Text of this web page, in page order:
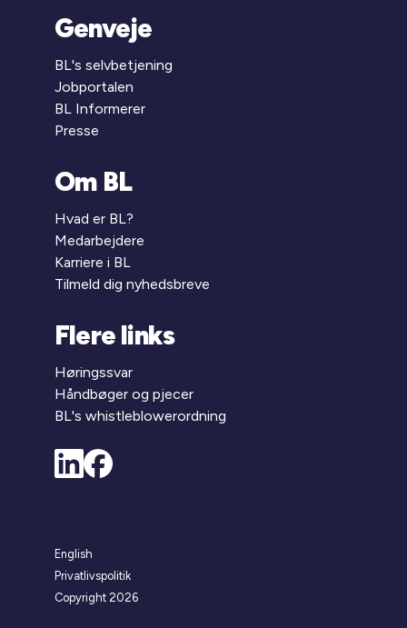
Genveje
BL's selvbetjening
Jobportalen
BL Informerer
Presse
Om BL
Hvad er BL?
Medarbejdere
Karriere i BL
Tilmeld dig nyhedsbreve
Flere links
Høringssvar
Håndbøger og pjecer
BL's whistleblowerordning
English
Privatlivspolitik
Copyright 2026